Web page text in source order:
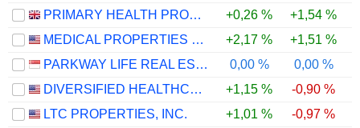
PRIMARY HEALTH PROPERTIES PLC
+0,26 % +1,54 %
MEDICAL PROPERTIES TRUST, INC.
+2,17 % +1,51 %
PARKWAY LIFE REAL ESTATE INVESTMENT TRUST
0,00 % 0,00 %
DIVERSIFIED HEALTHCARE TRUST
+1,15 % -0,90 %
LTC PROPERTIES, INC.
+1,01 % -0,97 %